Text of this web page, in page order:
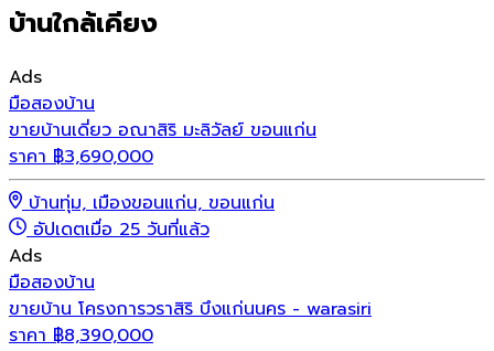
บ้านใกล้เคียง
Ads
มือสองบ้าน
ขายบ้านเดี่ยว อณาสิริ มะลิวัลย์ ขอนแก่น
ราคา ฿3,690,000
บ้านทุ่ม, เมืองขอนแก่น, ขอนแก่น
อัปเดตเมื่อ 25 วันที่แล้ว
Ads
มือสองบ้าน
ขายบ้าน โครงการวราสิริ บึงแก่นนคร - warasiri
ราคา ฿8,390,000